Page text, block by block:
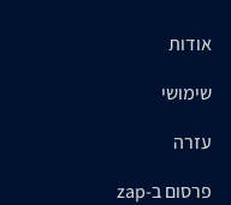
אודות
שימושי
עזרה
פרסום ב-zap